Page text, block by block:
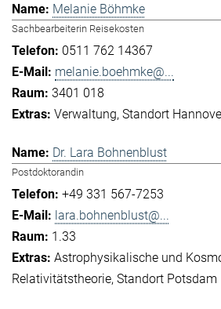
Melanie Böhmke
Sachbearbeiterin Reisekosten
0511 762 14367
melanie.boehmke@...
3401 018
Verwaltung Standort
Dr. Lara Bohnenblust
Postdoktorandin
+49 331 567-7253
lara.bohnenblust@...
1.33
Astrophysikalische und
Relativitätstheorie Standort Potsdam